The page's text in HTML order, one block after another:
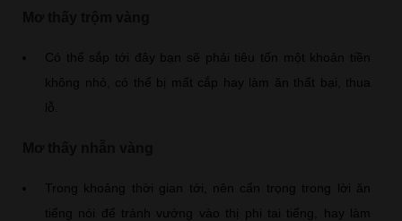
Có thể sắp tới đây bạn sẽ phải tiêu tốn một khoản tiền
không nhỏ, có thể bị mất cắp hay làm ăn thất bại, thua
lỗ.
Trong khoảng thời gian tới, nên cẩn trọng trong lời ăn
tiếng nói để tránh vướng vào thị phi tai tiếng, hay làm